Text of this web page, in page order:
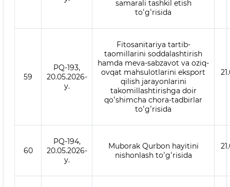
samarali tashkil etish
toʻgʻrisida
59
PQ-193,
20.05.2026-
y.
Fitosanitariya tartib-
taomillarini soddalashtirish
hamda meva-sabzavot va oziq-
ovqat mahsulotlarini eksport
qilish jarayonlarini
takomillashtirishga doir
qoʻshimcha chora-tadbirlar
toʻgʻrisida
60
PQ-194,
20.05.2026-
y.
Muborak Qurbon hayitini
nishonlash toʻgʻrisida